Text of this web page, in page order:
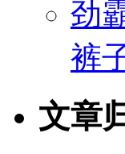
劲
裤
文章